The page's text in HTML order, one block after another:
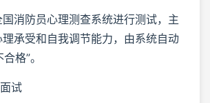
消防员心理测查系统进行测试，主
承受和自我调节能力，由系统自动
格”。
试